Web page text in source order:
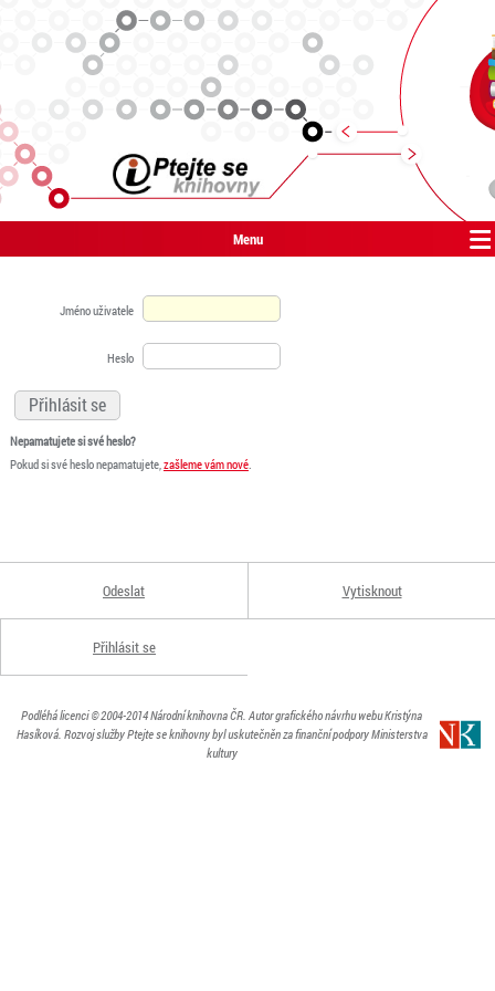
Menu
Jméno uživatele
Heslo
Nepamatujete si své heslo?
Pokud si své heslo nepamatujete,zašleme vám nové.
Odeslat Vytisknout
Přihlásit se
Podléhá licenci© 2004-2014Národní knihovna ČR. Autor grafického návrhu webu Kristýna
Hasíková. Rozvoj služby Ptejte se knihovny byl uskutečněn za finanční podpory Ministerstva
kultury